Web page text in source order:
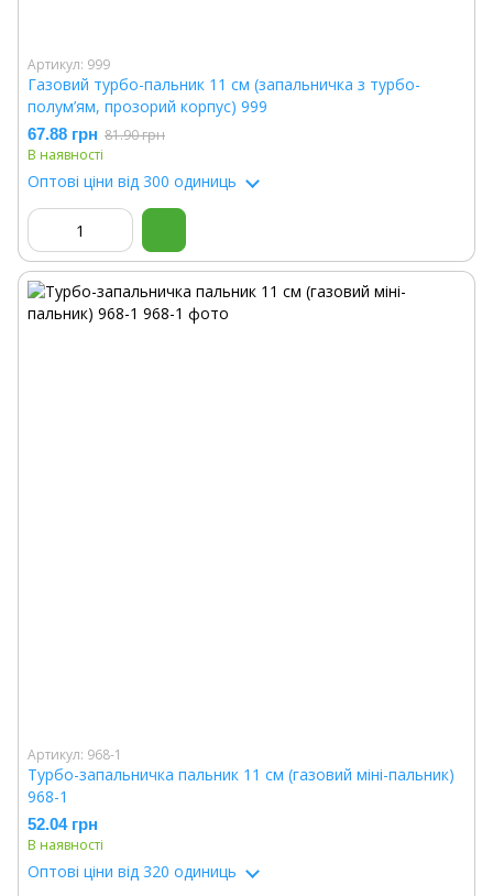
Артикул: 999
Газовий турбо-пальник 11 см (запальничка з турбо-
полум’ям, прозорий корпус) 999
67.88 грн 81.90 грн
В наявності
Оптові ціни від 300 одиниць
Артикул: 968-1
Турбо-запальничка пальник 11 см (газовий міні-пальник)
968-1
52.04 грн
В наявності
Оптові ціни від 320 одиниць